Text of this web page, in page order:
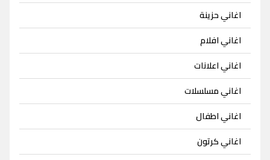
اغاني حزينة
اغاني افلام
اغاني اعلانات
اغاني مسلسلات
اغاني اطفال
اغاني كرتون